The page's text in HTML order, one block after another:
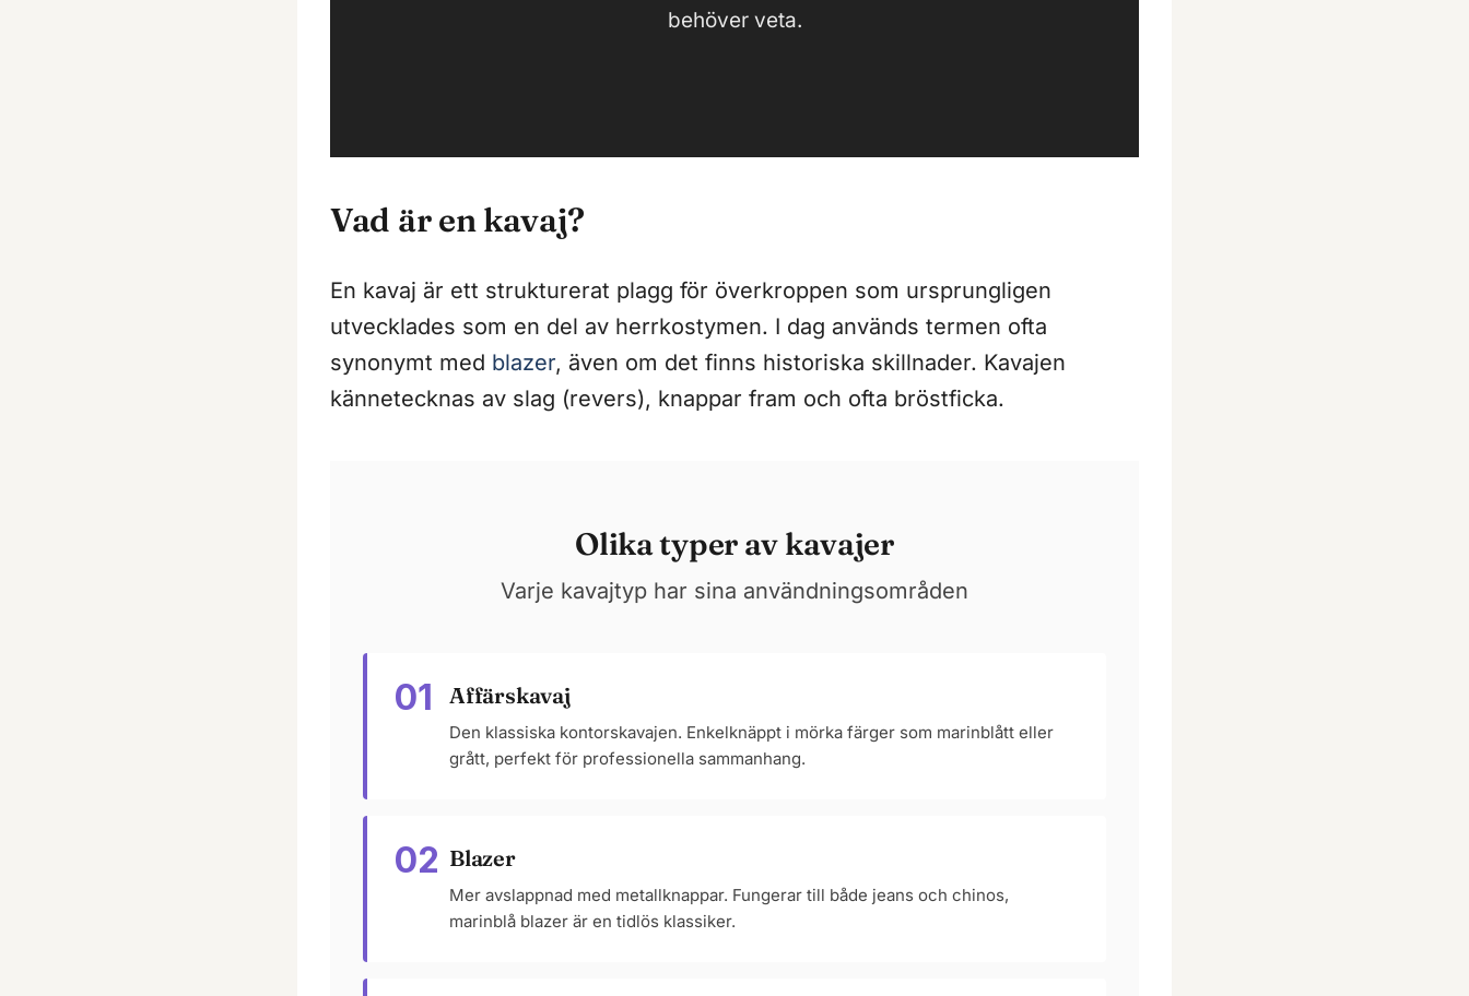
behöver veta.
Vad är en kavaj?
En kavaj är ett strukturerat plagg för överkroppen som ursprungligen
utvecklades som en del av herrkostymen. I dag används termen ofta
synonymt med blazer, även om det finns historiska skillnader. Kavajen
kännetecknas av slag (revers), knappar fram och ofta bröstficka.
Olika typer av kavajer
Varje kavajtyp har sina användningsområden
01 Affärskavaj
Den klassiska kontorskavajen. Enkelknäppt i mörka färger som marinblått eller
grått, perfekt för professionella sammanhang.
02 Blazer
Mer avslappnad med metallknappar. Fungerar till både jeans och chinos,
marinblå blazer är en tidlös klassiker.